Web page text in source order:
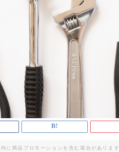
に商品プロモーションを含む場合があります